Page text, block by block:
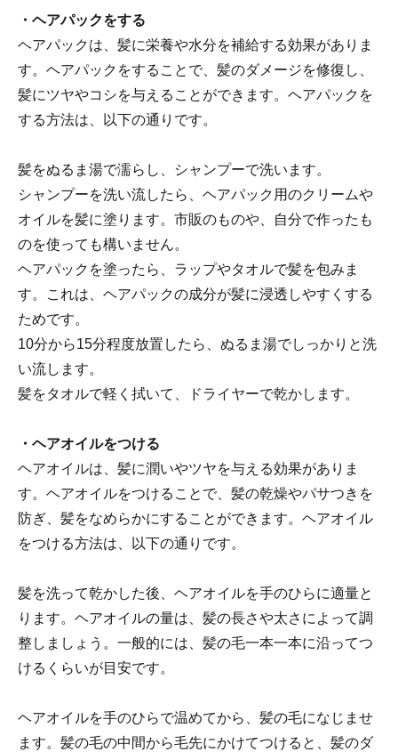
・ヘアパックをする
ヘアパックは、髪に栄養や水分を補給する効果がありま
す。ヘアパックをすることで、髪のダメージを修復し、
髪にツヤやコシを与えることができます。ヘアパックを
する方法は、以下の通りです。
髪をぬるま湯で濡らし、シャンプーで洗います。
シャンプーを洗い流したら、ヘアパック用のクリームや
オイルを髪に塗ります。市販のものや、自分で作ったも
のを使っても構いません。
ヘアパックを塗ったら、ラップやタオルで髪を包みま
す。これは、ヘアパックの成分が髪に浸透しやすくする
ためです。
10分から15分程度放置したら、ぬるま湯でしっかりと洗
い流します。
髪をタオルで軽く拭いて、ドライヤーで乾かします。
・ヘアオイルをつける
ヘアオイルは、髪に潤いやツヤを与える効果がありま
す。ヘアオイルをつけることで、髪の乾燥やパサつきを
防ぎ、髪をなめらかにすることができます。ヘアオイル
をつける方法は、以下の通りです。
髪を洗って乾かした後、ヘアオイルを手のひらに適量と
ります。ヘアオイルの量は、髪の長さや太さによって調
整しましょう。一般的には、髪の毛一本一本に沿ってつ
けるくらいが目安です。
ヘアオイルを手のひらで温めてから、髪の毛になじませ
ます。髪の毛の中間から毛先にかけてつけると、髪のダ